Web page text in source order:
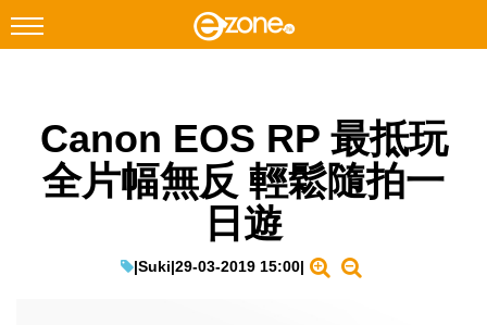
Facebook Instagram
科技焦點
Canon EOS RP 最抵玩
全片幅無反 輕鬆隨拍一
日遊
|Suki|29-03-2019 15:00|